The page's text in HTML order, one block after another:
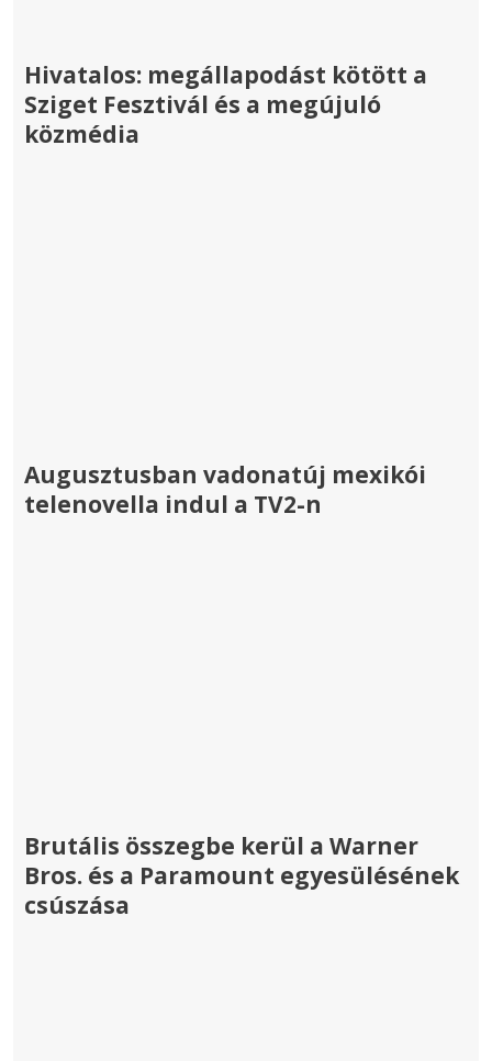
Hivatalos: megállapodást kötött a
Sziget Fesztivál és a megújuló
közmédia
Augusztusban vadonatúj mexikói
telenovella indul a TV2-n
Brutális összegbe kerül a Warner
Bros. és a Paramount egyesülésének
csúszása